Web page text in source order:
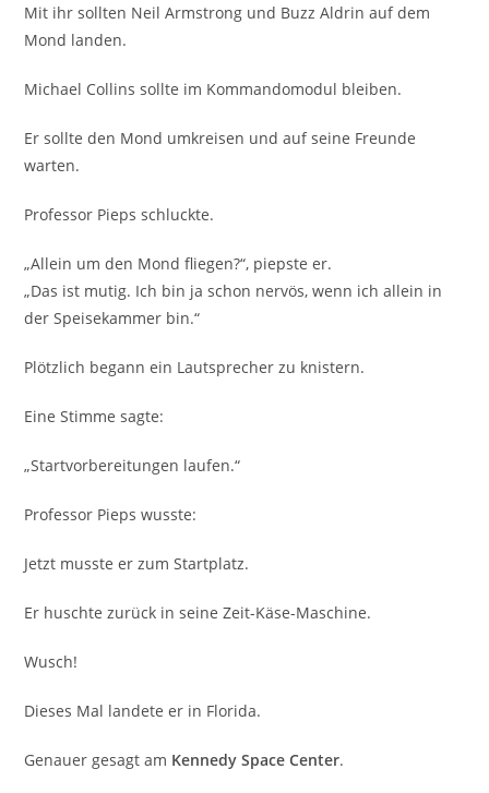
Mit ihr sollten Neil Armstrong und Buzz Aldrin auf dem
Mond landen.
Michael Collins sollte im Kommandomodul bleiben.
Er sollte den Mond umkreisen und auf seine Freunde
warten.
Professor Pieps schluckte.
„Allein um den Mond fliegen?“, piepste er.
„Das ist mutig. Ich bin ja schon nervös, wenn ich allein in
der Speisekammer bin.“
Plötzlich begann ein Lautsprecher zu knistern.
Eine Stimme sagte:
„Startvorbereitungen laufen.“
Professor Pieps wusste:
Jetzt musste er zum Startplatz.
Er huschte zurück in seine Zeit-Käse-Maschine.
Wusch!
Dieses Mal landete er in Florida.
Genauer gesagt am Kennedy Space Center.